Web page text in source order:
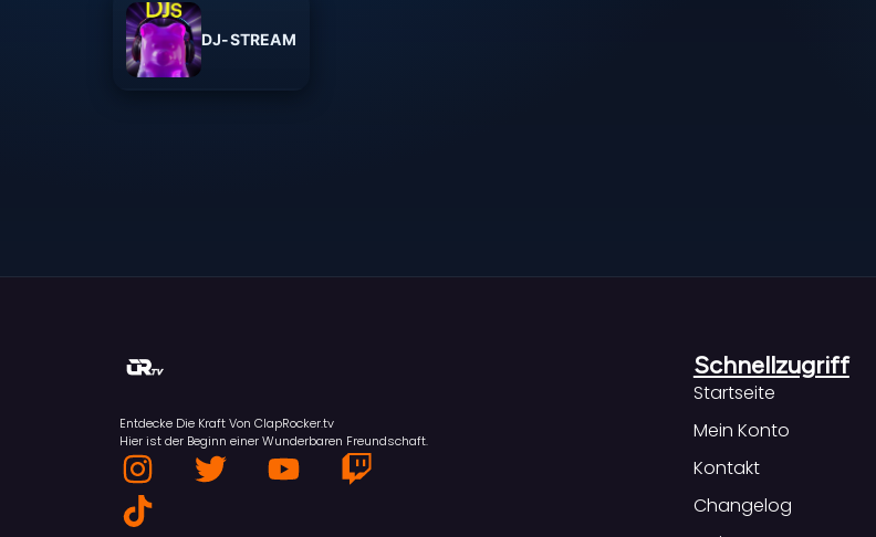
DJ-STREAM
Entdecke Die Kraft Von ClapRocker.tv
Hier ist der Beginn einer Wunderbaren Freundschaft.
I
n
s
T
Y
T
T
i
k
Schnellzugriff
Startseite
Mein Konto
Kontakt
Changelog